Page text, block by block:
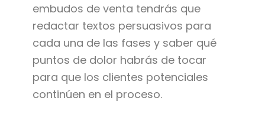
embudos de venta tendrás que
redactar textos persuasivos para
cada una de las fases y saber qué
puntos de dolor habrás de tocar
para que los clientes potenciales
continúen en el proceso.